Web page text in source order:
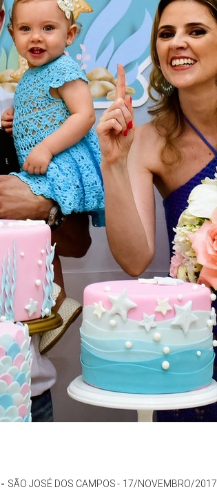
SÃO JOSÉ DOS CAMPOS 17/NOVEMBRO/2017